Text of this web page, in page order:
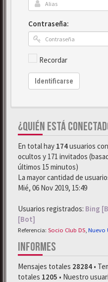
Contraseña:
Recordar
Identificarse
¿QUIÉN ESTÁ
En total hay 174usuarios
ocultos y 171 invitados
últimos 15 minutos)
La mayor cantidad de
Mié, 06 Nov 2019, 15:49
Usuarios registrados: Bing
[Bot]
Referencia: Socio Club DS Nuevo
INFORMES
Mensajes totales 28284 •
totales 1205 • Nuestro